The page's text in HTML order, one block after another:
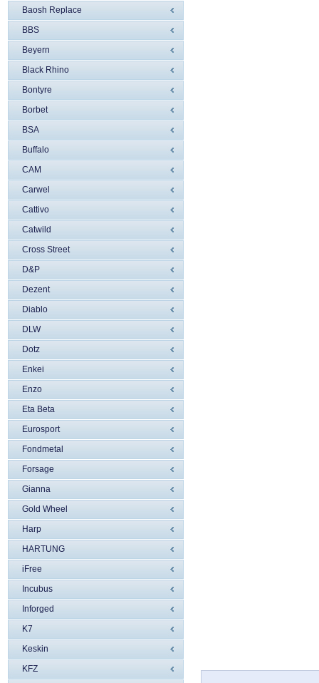
Baosh Replace
BBS
Beyern
Black Rhino
Bontyre
Borbet
BSA
Buffalo
CAM
Carwel
Cattivo
Catwild
Cross Street
D&P
Dezent
Diablo
DLW
Dotz
Enkei
Enzo
Eta Beta
Eurosport
Fondmetal
Forsage
Gianna
Gold Wheel
Harp
HARTUNG
iFree
Incubus
Inforged
K7
Keskin
KFZ